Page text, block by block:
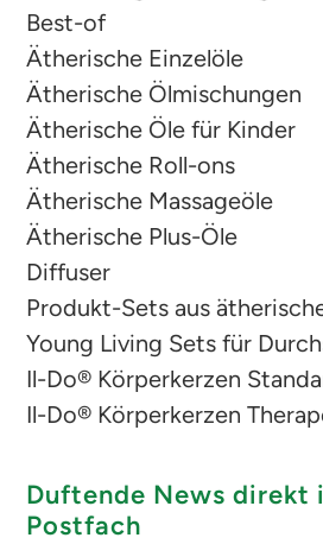
Best-of
Ätherische Einzelöle
Ätherische Ölmischungen
Ätherische Öle für Kinder
Ätherische Roll-ons
Ätherische Massageöle
Ätherische Plus-Öle
Diffuser
Produkt-Sets aus
Young Living Sets für
Il-Do® Körperkerzen
Il-Do® Körperkerzen
Duftende News direkt
Postfach